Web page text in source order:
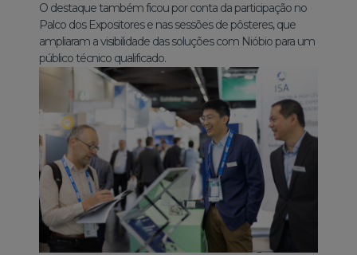
O destaque também ficou por conta da participação no
Palco dos Expositores e nas sessões de pôsteres, que
ampliaram a visibilidade das soluções com Nióbio para um
público técnico qualificado.